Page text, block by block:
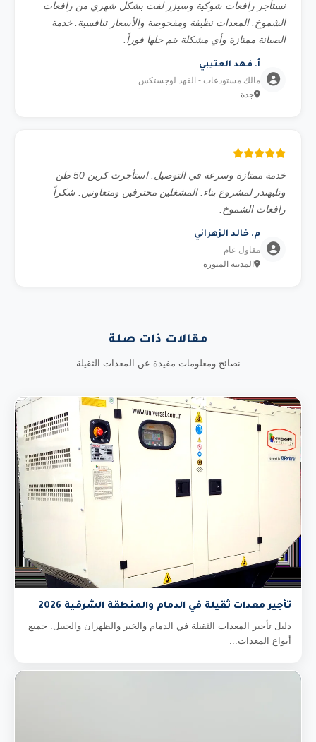
نستأجر رافعات شوكية وسيزر لفت بشكل شهري من رافعات
الشموخ. المعدات نظيفة ومفحوصة والأسعار تنافسية. خدمة
الصيانة ممتازة وأي مشكلة يتم حلها فوراً.
أ. فهد العتيبي
مالك مستودعات - الفهد لوجستكس
جدة
خدمة ممتازة وسرعة في التوصيل. استأجرت كرين 50 طن
وتليهندر لمشروع بناء. المشغلين محترفين ومتعاونين. شكراً
رافعات الشموخ.
م. خالد الزهراني
مقاول عام
المدينة المنورة
مقالات ذات صلة
نصائح ومعلومات مفيدة عن المعدات الثقيلة
تأجير معدات ثقيلة في الدمام والمنطقة الشرقية 2026
دليل تأجير المعدات الثقيلة في الدمام والخبر والظهران والجبيل. جميع
أنواع المعدات...